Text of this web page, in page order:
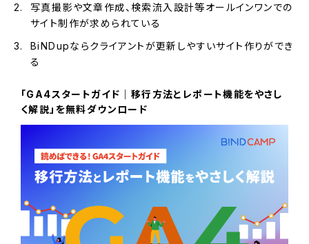
写真撮影や文章作成、検索流入設計等オールインワンでの
サイト制作が求められている
BiNDupならクライアントが更新しやすいサイト作りができ
る
「GA4スタートガイド｜移行方法とレポート機能をやさし
く解説」を無料ダウンロード